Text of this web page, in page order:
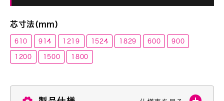
芯寸法(mm)
610 914 1219 1524 1829 600 900
1200 1500 1800